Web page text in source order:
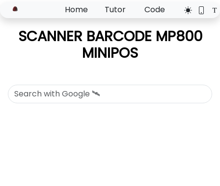
Home Tutor Code
SCANNER BARCODE MP800
MINIPOS